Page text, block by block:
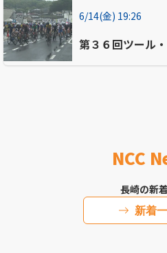
6/14(金) 19:26
第３６回ツール
NCC
長崎の新
新着